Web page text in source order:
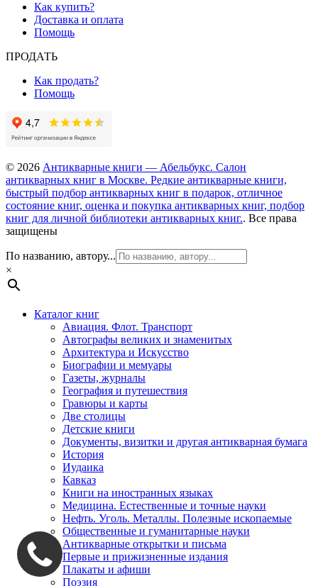
Как купить?
Доставка и оплата
Помощь
ПРОДАТЬ
Как продать?
Помощь
© 2026 Антикварные книги — Абельбукс. Салон
антикварных книг в Москве. Редкие антикварные книги,
быстрый подбор антикварных книг в подарок, отличное
состояние книг, оценка и покупка антикварных книг, подбор
книг для личной библиотеки антикварных книг.. Все права
защищены
По названию, автору...
×
Каталог книг
Авиация. Флот. Транспорт
Автографы великих и знаменитых
Архитектура и Искусство
Биографии и мемуары
Газеты, журналы
География и путешествия
Гравюры и карты
Две столицы
Детские книги
Документы, визитки и другая антикварная бумага
История
Иудаика
Кавказ
Книги на иностранных языках
Медицина. Естественные и точные науки
Нефть. Уголь. Металлы. Полезные ископаемые
Общественные и гуманитарные науки
Антикварные открытки и письма
Первые и прижизненные издания
Плакаты и афиши
Поэзия